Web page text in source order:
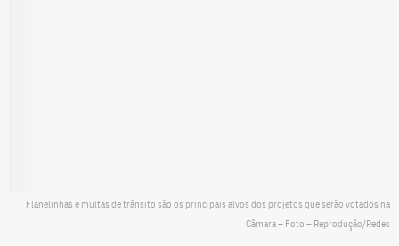
Flanelinhas e multas de trânsito são os principais alvos dos projetos que serão votados na
Câmara – Foto – Reprodução/Redes